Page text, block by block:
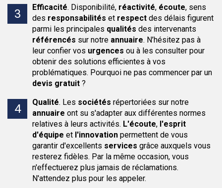
Efficacité. Disponibilité, réactivité, écoute, sens
des responsabilités et respect des délais figurent
parmi les principales qualités des intervenants
référencés sur notre annuaire. N’hésitez pas à
leur confier vos urgences ou à les consulter pour
obtenir des solutions efficientes à vos
problématiques. Pourquoi ne pas commencer par un
devis gratuit ?
Qualité. Les sociétés répertoriées sur notre
annuaire ont su s'adapter aux différentes normes
relatives à leurs activités. L'écoute, l'esprit
d'équipe et l'innovation permettent de vous
garantir d'excellents services grâce auxquels vous
resterez fidèles. Par la même occasion, vous
n'effectuerez plus jamais de réclamations.
N'attendez plus pour les appeler.